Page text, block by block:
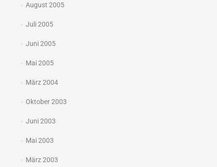
August 2005
Juli 2005
Juni 2005
Mai 2005
März 2004
Oktober 2003
Juni 2003
Mai 2003
März 2003